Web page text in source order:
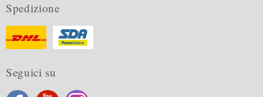
Spedizione
Seguici su